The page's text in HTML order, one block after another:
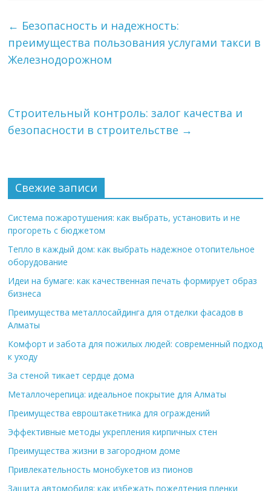
← Безопасность и надежность:
преимущества пользования услугами такси в
Железнодорожном
Строительный контроль: залог качества и
безопасности в строительстве →
Свежие записи
Система пожаротушения: как выбрать, установить и не
прогореть с бюджетом
Тепло в каждый дом: как выбрать надежное отопительное
оборудование
Идеи на бумаге: как качественная печать формирует образ
бизнеса
Преимущества металлосайдинга для отделки фасадов в
Алматы
Комфорт и забота для пожилых людей: современный подход
к уходу
За стеной тикает сердце дома
Металлочерепица: идеальное покрытие для Алматы
Преимущества евроштакетника для ограждений
Эффективные методы укрепления кирпичных стен
Преимущества жизни в загородном доме
Привлекательность монобукетов из пионов
Защита автомобиля: как избежать пожелтения пленки